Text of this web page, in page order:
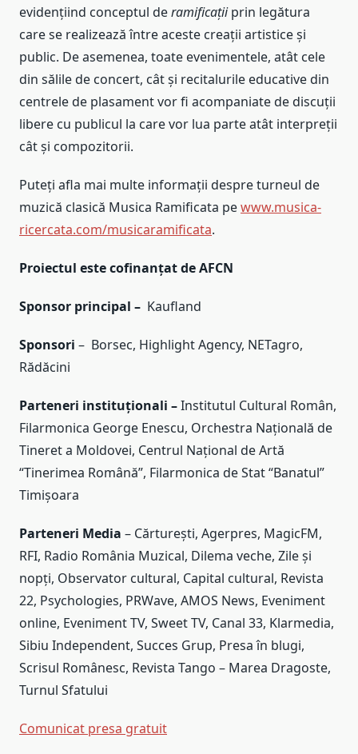
evidențiind conceptul deramificațiiprin legătura
care se realizează între aceste creații artistice și
public. De asemenea, toate evenimentele, atât cele
din sălile de concert, cât și recitalurile educative din
centrele de plasament vor fi acompaniate de discuții
libere cu publicul la care vor lua parte atât interpreții
cât și compozitorii.
Puteți afla mai multe informații despre turneul de
muzică clasică Musica Ramificata pewww.musica-
ricercata.com/musicaramificata.
Proiectul este cofinanțat de AFCN
Sponsor principal – Kaufland
Sponsori – Borsec, Highlight Agency, NETagro,
Rădăcini
Parteneri instituționali –Institutul Cultural Român,
Filarmonica George Enescu, Orchestra Națională de
Tineret a Moldovei, Centrul Național de Artă
“Tinerimea Română”, Filarmonica de Stat “Banatul”
Timișoara
Parteneri Media – Cărturești, Agerpres, MagicFM,
RFI, Radio România Muzical, Dilema veche, Zile și
nopți, Observator cultural, Capital cultural, Revista
22, Psychologies, PRWave, AMOS News, Eveniment
online, Eveniment TV, Sweet TV, Canal 33, Klarmedia,
Sibiu Independent, Succes Grup, Presa în blugi,
Scrisul Românesc, Revista Tango – Marea Dragoste,
Turnul Sfatului
Comunicat presa gratuit